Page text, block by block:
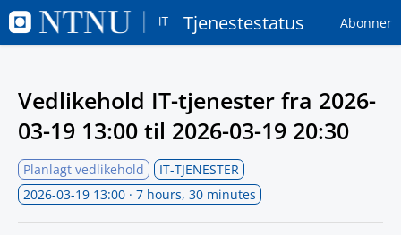
Tjenestestatus Abonner
Vedlikehold IT-tjenester fra 2026-
03-19 13:00 til 2026-03-19 20:30
Planlagt vedlikehold
IT-TJENESTER
2026-03-19 13:00 · 7 hours, 30 minutes